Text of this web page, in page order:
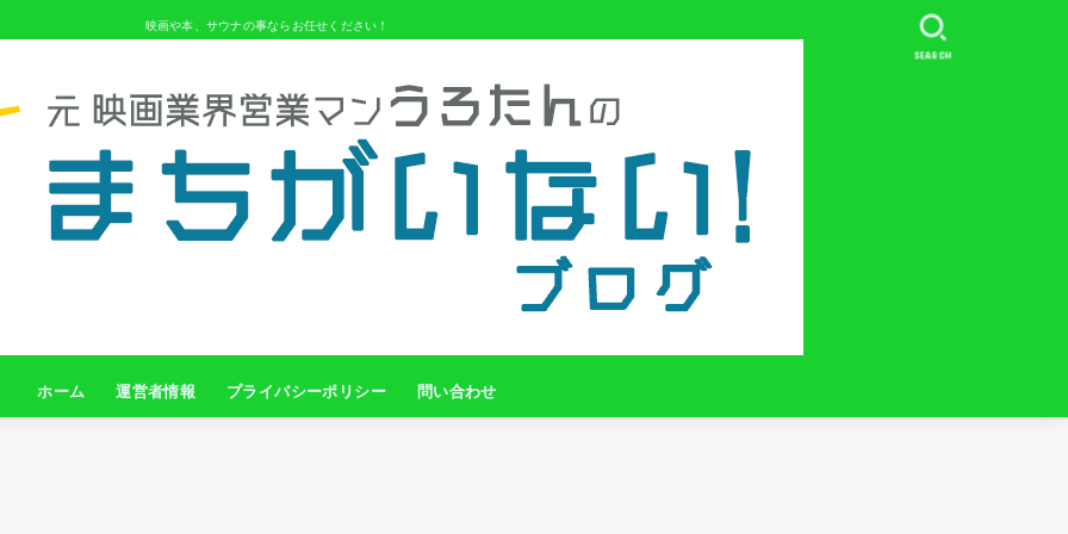
映画や本、サウナの事ならお任せください！
ホーム 運営者情報 プライバシーポリシー 問い合わせ
SEARCH